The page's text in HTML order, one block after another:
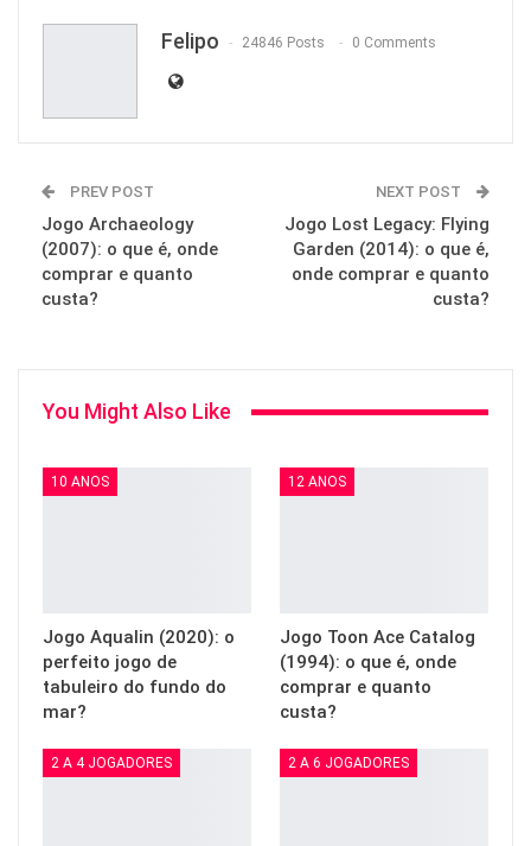
Email
Felipo 24846 Posts 0 Comments
PREV POST
Jogo Archaeology
(2007): o que é, onde
comprar e quanto
custa?
NEXT POST
Jogo Lost Legacy: Flying
Garden (2014): o que é,
onde comprar e quanto
custa?
You Might Also Like
10 ANOS
Jogo Aqualin (2020): o
perfeito jogo de
tabuleiro do fundo do
mar?
12 ANOS
Jogo Toon Ace Catalog
(1994): o que é, onde
comprar e quanto
custa?
2 A 4 JOGADORES 2 A 6 JOGADORES